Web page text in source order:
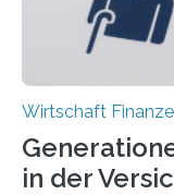
Wirtschaft
in der